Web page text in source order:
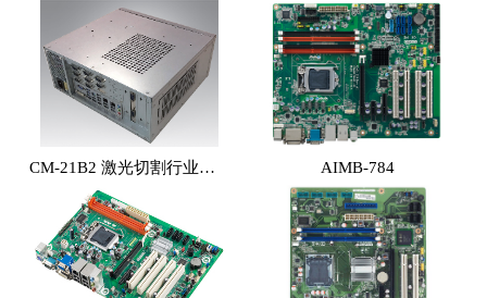
联系我们
CM-21B2 激光切割行业专用工控机 （体积小，性能高，价格实惠） AIMB-784